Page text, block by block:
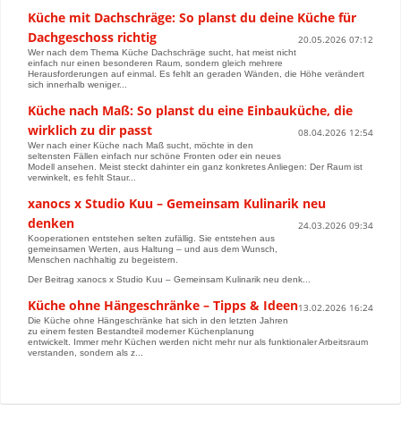
Küche mit Dachschräge: So planst du deine Küche für
Dachgeschoss richtig
20.05.2026 07:12
Wer nach dem Thema Küche Dachschräge sucht, hat meist nicht
einfach nur einen besonderen Raum, sondern gleich mehrere
Herausforderungen auf einmal. Es fehlt an geraden Wänden, die Höhe verändert
sich innerhalb weniger...
Küche nach Maß: So planst du eine Einbauküche, die
wirklich zu dir passt
08.04.2026 12:54
Wer nach einer Küche nach Maß sucht, möchte in den
seltensten Fällen einfach nur schöne Fronten oder ein neues
Modell ansehen. Meist steckt dahinter ein ganz konkretes Anliegen: Der Raum ist
verwinkelt, es fehlt Staur...
xanocs x Studio Kuu – Gemeinsam Kulinarik neu
denken
24.03.2026 09:34
Kooperationen entstehen selten zufällig. Sie entstehen aus
gemeinsamen Werten, aus Haltung – und aus dem Wunsch,
Menschen nachhaltig zu begeistern.
Der Beitrag xanocs x Studio Kuu – Gemeinsam Kulinarik neu denk...
Küche ohne Hängeschränke – Tipps & Ideen13.02.2026 16:24
Die Küche ohne Hängeschränke hat sich in den letzten Jahren
zu einem festen Bestandteil moderner Küchenplanung
entwickelt. Immer mehr Küchen werden nicht mehr nur als funktionaler Arbeitsraum
verstanden, sondern als z...